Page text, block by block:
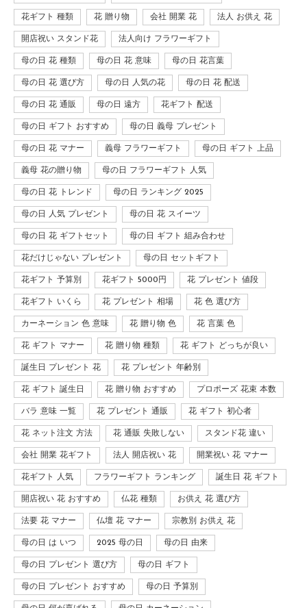
花ギフト 種類 花 贈り物 会社 開業 花 法人 お供え 花
開店祝い スタンド花 法人向け フラワーギフト
母の日 花 種類 母の日 花 意味 母の日 花言葉
母の日 花 選び方 母の日 人気の花 母の日 花 配送
母の日 花 通販 母の日 遠方 花ギフト 配送
母の日 ギフト おすすめ 母の日 義母 プレゼント
母の日 花 マナー 義母 フラワーギフト 母の日 ギフト 上品
義母 花の贈り物 母の日 フラワーギフト 人気
母の日 花 トレンド 母の日 ランキング 2025
母の日 人気 プレゼント 母の日 花 スイーツ
母の日 花 ギフトセット 母の日 ギフト 組み合わせ
花だけじゃない プレゼント 母の日 セットギフト
花ギフト 予算別 花ギフト 5000円 花 プレゼント 値段
花ギフト いくら 花 プレゼント 相場 花 色 選び方
カーネーション 色 意味 花 贈り物 色 花 言葉 色
花 ギフト マナー 花 贈り物 種類 花 ギフト どっちが良い
誕生日 プレゼント 花 花 プレゼント 年齢別
花 ギフト 誕生日 花 贈り物 おすすめ プロポーズ 花束 本数
バラ 意味 一覧 花 プレゼント 通販 花 ギフト 初心者
花 ネット注文 方法 花 通販 失敗しない スタンド花 違い
会社 開業 花ギフト 法人 開店祝い 花 開業祝い 花 マナー
花ギフト 人気 フラワーギフト ランキング 誕生日 花 ギフト
開店祝い 花 おすすめ 仏花 種類 お供え 花 選び方
法要 花 マナー 仏壇 花 マナー 宗教別 お供え 花
母の日 は いつ 2025 母の日 母の日 由来
母の日 プレゼント 選び方 母の日 ギフト
母の日 プレゼント おすすめ 母の日 予算別